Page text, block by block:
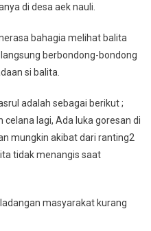
di desa aek nauli.
bahagia melihat balita
berbondong-bondong
si balita.
adalah sebagai berikut ;
lagi, Ada luka goresan di
mungkin akibat dari ranting2
tidak menangis saat
masyarakat kurang